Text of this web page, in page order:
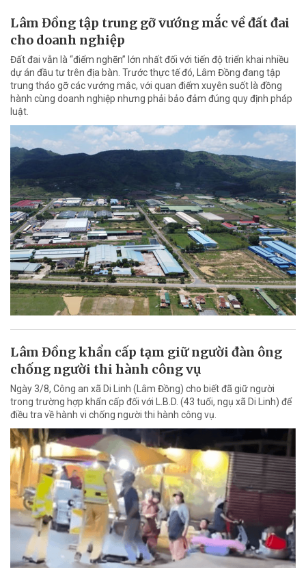
Lâm Đồng tập trung gỡ vướng mắc về đất đai
cho doanh nghiệp
Đất đai vẫn là “điểm nghẽn” lớn nhất đối với tiến độ triển khai nhiều
dự án đầu tư trên địa bàn. Trước thực tế đó, Lâm Đồng đang tập
trung tháo gỡ các vướng mắc, với quan điểm xuyên suốt là đồng
hành cùng doanh nghiệp nhưng phải bảo đảm đúng quy định pháp
luật.
Lâm Đồng khẩn cấp tạm giữ người đàn ông
chống người thi hành công vụ
Ngày 3/8, Công an xã Di Linh (Lâm Đồng) cho biết đã giữ người
trong trường hợp khẩn cấp đối với L.B.D. (43 tuổi, ngụ xã Di Linh) để
điều tra về hành vi chống người thi hành công vụ.